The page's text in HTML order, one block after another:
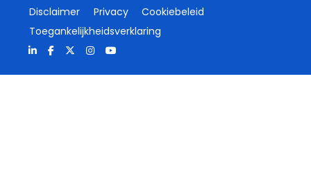
Disclaimer
Privacy
Cookiebeleid
Toegankelijkheidsverklaring